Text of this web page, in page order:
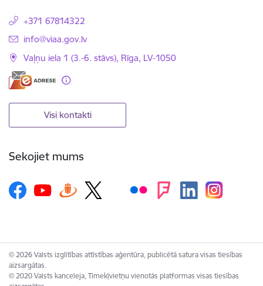
+371 67814322
E-pasts:
info@viaa.gov.lv
Vaļņu iela 1 (3.-6. stāvs), Rīga, LV-1050
Visi kontakti
Sekojiet mums
© 2026 Valsts izglītības attīstības aģentūra, publicētā satura visas tiesības
aizsargātas.
© 2020 Valsts kanceleja, Tīmekļvietņu vienotās platformas visas tiesības